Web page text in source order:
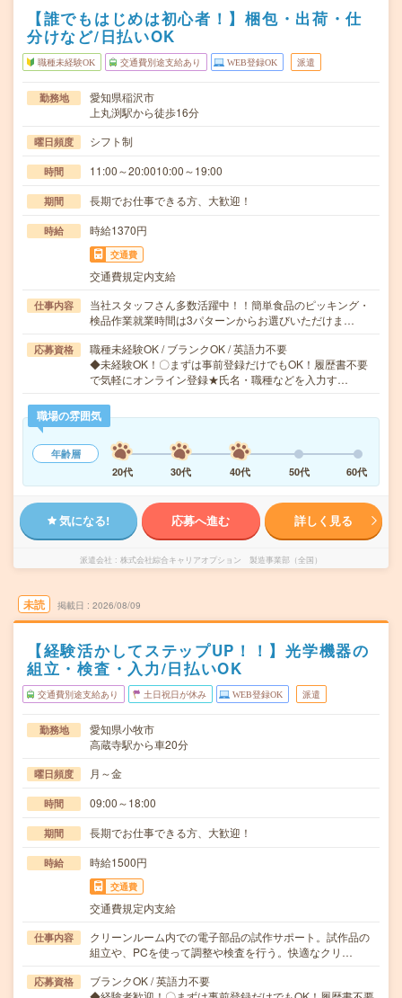
【誰でもはじめは初心者！】梱包・出荷・仕
分けなど/日払いOK
職種未経験OK 交通費別途支給あり WEB登録OK 派遣
勤務地
愛知県稲沢市
上丸渕駅から徒歩16分
曜日頻度 シフト制
時間 11:00～20:0010:00～19:00
期間 長期でお仕事できる方、大歓迎！
時給 時給1370円
交通費
交通費規定内支給
仕事内容
当社スタッフさん多数活躍中！！簡単食品のピッキング・
検品作業就業時間は3パターンからお選びいただけま…
応募資格
職種未経験OK / ブランクOK / 英語力不要
◆未経験OK！〇まずは事前登録だけでもOK！履歴書不要
で気軽にオンライン登録★氏名・職種などを入力す…
職場の雰囲気
年齢層
20代
30代 40代 50代 60代
気になる! 応募へ進む 詳しく見る
派遣会社 株式会社綜合キャリアオプション 製造事業部（全国）
未読 掲載日 2026/08/09
【経験活かしてステップUP！！】光学機器の
組立・検査・入力/日払いOK
交通費別途支給あり 土日祝日が休み WEB登録OK 派遣
勤務地
愛知県小牧市
高蔵寺駅から車20分
曜日頻度 月～金
時間 09:00～18:00
期間 長期でお仕事できる方、大歓迎！
時給 時給1500円
交通費
交通費規定内支給
仕事内容
クリーンルーム内での電子部品の試作サポート。試作品の
組立や、PCを使って調整や検査を行う。快適なクリ…
応募資格
ブランクOK / 英語力不要